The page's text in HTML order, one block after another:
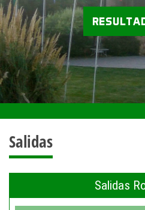
Salidas
Salidas